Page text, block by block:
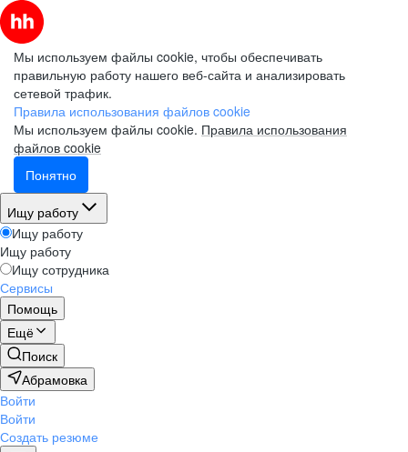
Мы используем файлы cookie, чтобы обеспечивать
правильную работу нашего веб-сайта и анализировать
сетевой трафик.
Правила использования файлов cookie
Мы используем файлы cookie. Правила использования
файлов cookie
Понятно
Ищу работу
Ищу работу
Ищу работу
Ищу сотрудника
Сервисы
Помощь
Ещё
Поиск
Абрамовка
Войти
Войти
Создать резюме